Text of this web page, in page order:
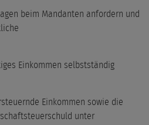
beim Mandanten anfordern und
Einkommen selbstständig
Einkommen sowie die
unter